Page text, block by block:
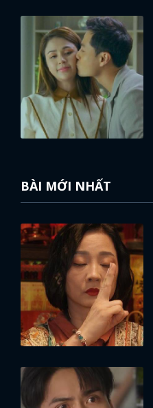
FACEBOOK
BÀI MỚI NHẤT